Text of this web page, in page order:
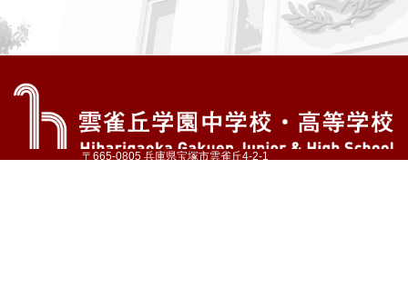
〒665-0805 兵庫県宝塚市雲雀丘4-2-1